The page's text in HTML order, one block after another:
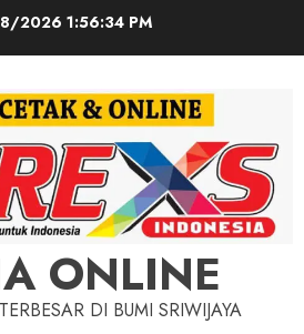
2026 1:56:36 PM
ONLINE
DI BUMI SRIWIJAYA